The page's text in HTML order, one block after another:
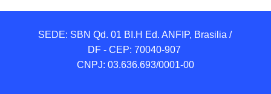
SEDE: SBN Qd. 01 BI.H Ed. ANFIP, Brasilia /
DF - CEP: 70040-907
CNPJ: 03.636.693/0001-00